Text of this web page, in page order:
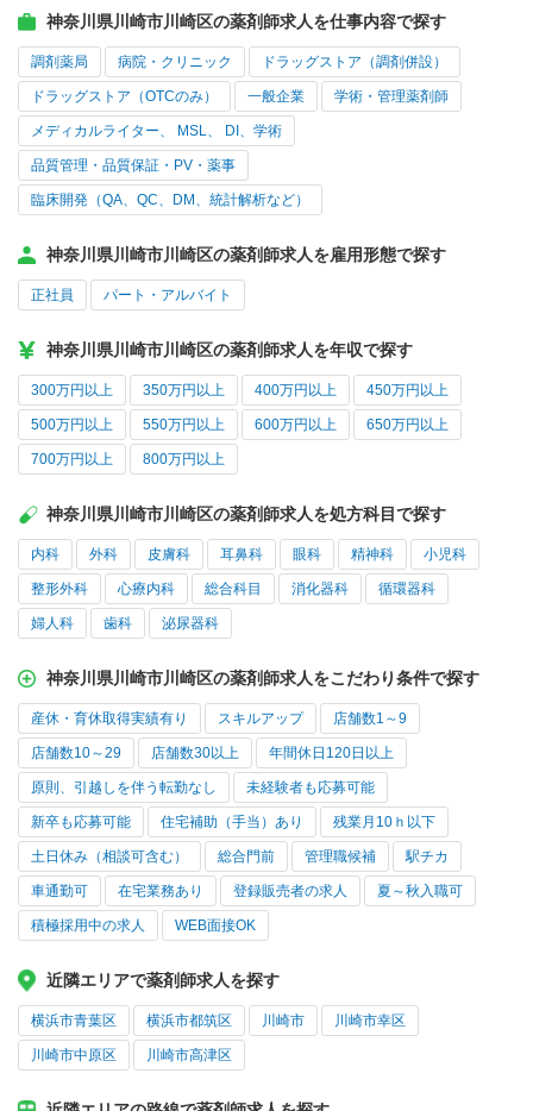
神奈川県川崎市川崎区の薬剤師求人を仕事内容で探す
調剤薬局 病院・クリニック ドラッグストア（調剤併設）
ドラッグストア（OTCのみ） 一般企業 学術・管理薬剤師
メディカルライター、 MSL、 DI、学術
品質管理・品質保証・PV・薬事
臨床開発（QA、QC、DM、統計解析など）
神奈川県川崎市川崎区の薬剤師求人を雇用形態で探す
正社員 パート・アルバイト
神奈川県川崎市川崎区の薬剤師求人を年収で探す
300万円以上 350万円以上 400万円以上 450万円以上
500万円以上 550万円以上 600万円以上 650万円以上
700万円以上 800万円以上
神奈川県川崎市川崎区の薬剤師求人を処方科目で探す
内科 外科 皮膚科 耳鼻科 眼科 精神科 小児科
整形外科 心療内科 総合科目 消化器科 循環器科
婦人科 歯科 泌尿器科
神奈川県川崎市川崎区の薬剤師求人をこだわり条件で探す
産休・育休取得実績有り スキルアップ 店舗数1～9
店舗数10～29 店舗数30以上 年間休日120日以上
原則、引越しを伴う転勤なし 未経験者も応募可能
新卒も応募可能 住宅補助（手当）あり 残業月10ｈ以下
土日休み（相談可含む） 総合門前 管理職候補 駅チカ
車通勤可 在宅業務あり 登録販売者の求人 夏～秋入職可
積極採用中の求人 WEB面接OK
近隣エリアで薬剤師求人を探す
横浜市青葉区 横浜市都筑区 川崎市 川崎市幸区
川崎市中原区 川崎市高津区